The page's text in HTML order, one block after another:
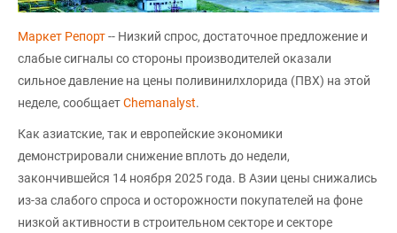
Маркет Репорт-- Низкий спрос, достаточное предложение и
слабые сигналы со стороны производителей оказали
сильное давление на цены поливинилхлорида (ПВХ) на этой
неделе, сообщаетСhemanalyst.
Как азиатские, так и европейские экономики
демонстрировали снижение вплоть до недели,
закончившейся 14 ноября 2025 года. В Азии цены снижались
из-за слабого спроса и осторожности покупателей на фоне
низкой активности в строительном секторе и секторе